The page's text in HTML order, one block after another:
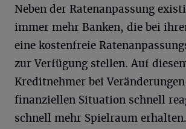
Neben der Ratenanpassung
immer mehr Banken, die bei
eine kostenfreie
zur Verfügung stellen. Auf
Kreditnehmer bei
finanziellen Situation schnell
schnell mehr Spielraum